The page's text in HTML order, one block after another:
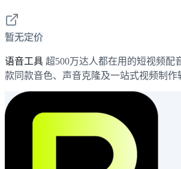
暂无定价
语音工具 超500万达人都在用的短视频配
款同款音色、声音克隆及一站式视频制作